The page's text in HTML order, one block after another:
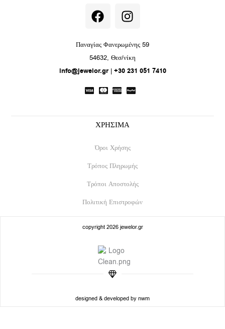
F
a
e
b
o
o
k
I
n
t
a
g
r
a
Παναγίας Φανερωμένης 59
54632, Θεσ/νίκη
info@jewelor.gr| +30 231 051 7410
ΧΡΗΣΙΜΑ
Όροι Χρήσης
Τρόπος Πληρωμής
Τρόποι Αποστολής
Πολιτική Επιστροφών
copyright 2026 jewelor.gr
designed & developed by nwm